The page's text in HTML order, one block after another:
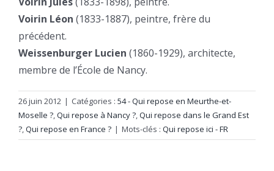
Voirin Léon (1833-1887), peintre, frère du
précédent.
Weissenburger Lucien (1860-1929), architecte,
membre de l’École de Nancy.
26 juin 2012 | Catégories : 54 - Qui repose en Meurthe-et-
Moselle ?,Qui repose à Nancy ?,Qui repose dans le Grand Est
?,Qui repose en France ? | Mots-clés : Qui repose ici - FR